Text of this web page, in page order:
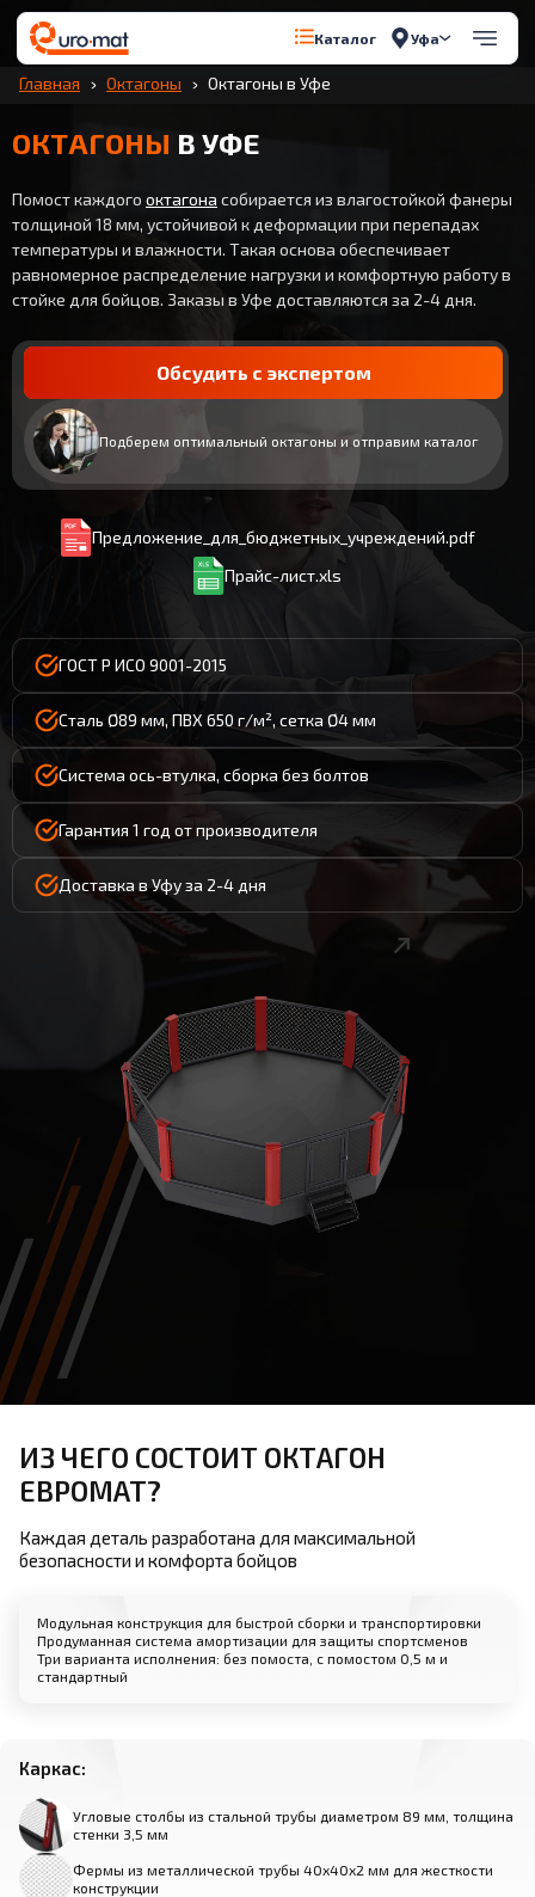
Каталог Уфа
Главная Октагоны Октагоны в Уфе
ОКТАГОНЫ В УФЕ
Помост каждого октагона собирается из влагостойкой фанеры
толщиной 18 мм, устойчивой к деформации при перепадах
температуры и влажности. Такая основа обеспечивает
равномерное распределение нагрузки и комфортную работу в
стойке для бойцов. Заказы в Уфе доставляются за 2-4 дня.
Обсудить с экспертом
Подберем оптимальный октагоны и отправим каталог
Предложение_для_бюджетных_учреждений.pdf
Прайс-лист.xls
ГОСТ Р ИСО 9001-2015
Сталь Ø89 мм, ПВХ 650 г/м², сетка Ø4 мм
Система ось-втулка, сборка без болтов
Гарантия 1 год от производителя
Доставка в Уфу за 2-4 дня
ИЗ ЧЕГО СОСТОИТ ОКТАГОН
ЕВРОМАТ?
Каждая деталь разработана для максимальной
безопасности и комфорта бойцов
Модульная конструкция для быстрой сборки и транспортировки
Продуманная система амортизации для защиты спортсменов
Три варианта исполнения: без помоста, с помостом 0,5 м и
стандартный
Каркас:
Угловые столбы из стальной трубы диаметром 89 мм, толщина
стенки 3,5 мм
Фермы из металлической трубы 40х40х2 мм для жесткости
конструкции